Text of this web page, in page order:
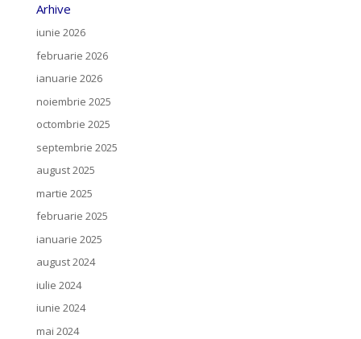
Arhive
iunie 2026
februarie 2026
ianuarie 2026
noiembrie 2025
octombrie 2025
septembrie 2025
august 2025
martie 2025
februarie 2025
ianuarie 2025
august 2024
iulie 2024
iunie 2024
mai 2024